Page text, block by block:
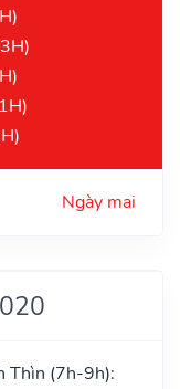
Ngày mai
Thìn (7h-9h):